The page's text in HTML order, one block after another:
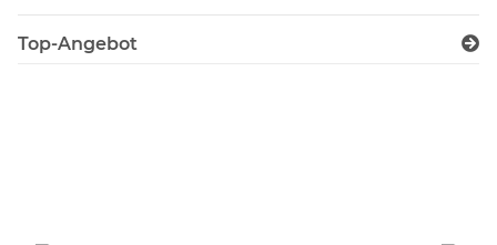
Top-Angebot